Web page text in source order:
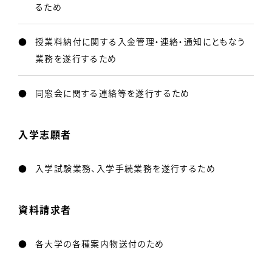
るため
授業料納付に関する入金管理・連絡・通知にともなう
業務を遂行するため
同窓会に関する連絡等を遂行するため
入学志願者
入学試験業務、入学手続業務を遂行するため
資料請求者
各大学の各種案内物送付のため